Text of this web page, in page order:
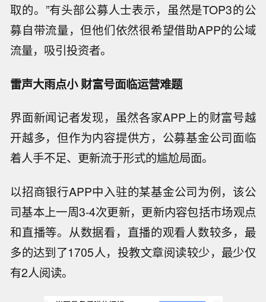
取的。”有头部公募人士表示，虽然是TOP3的公
募自带流量，但他们依然很希望借助APP的公域
流量，吸引投资者。
雷声大雨点小 财富号面临运营难题
界面新闻记者发现，虽然各家APP上的财富号越
开越多，但作为内容提供方，公募基金公司面临
着人手不足、更新流于形式的尴尬局面。
以招商银行APP中入驻的某基金公司为例，该公
司基本上一周3-4次更新，更新内容包括市场观点
和直播等。从数据看，直播的观看人数较多，最
多的达到了1705人，投教文章阅读较少，最少仅
有2人阅读。